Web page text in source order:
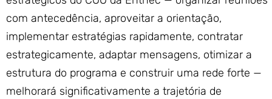
com antecedência, aproveitar a orientação,
implementar estratégias rapidamente, contratar
estrategicamente, adaptar mensagens, otimizar a
estrutura do programa e construir uma rede forte —
melhorará significativamente a trajetória de